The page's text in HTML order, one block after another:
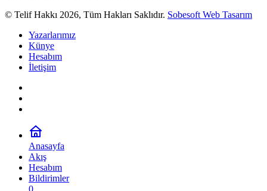
© Telif Hakkı 2026, Tüm Hakları Saklıdır. Sobesoft Web Tasarım
Yazarlarımız
Künye
Hesabım
İletişim
Anasayfa
Akış
Hesabım
Bildirimler
0